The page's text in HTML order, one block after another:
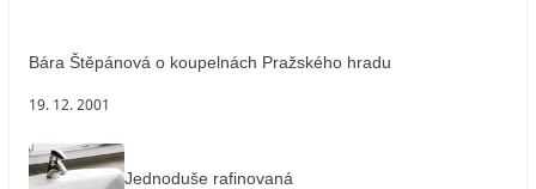
Bára Štěpánová o koupelnách Pražského hradu
19. 12. 2001
Jednoduše rafinovaná